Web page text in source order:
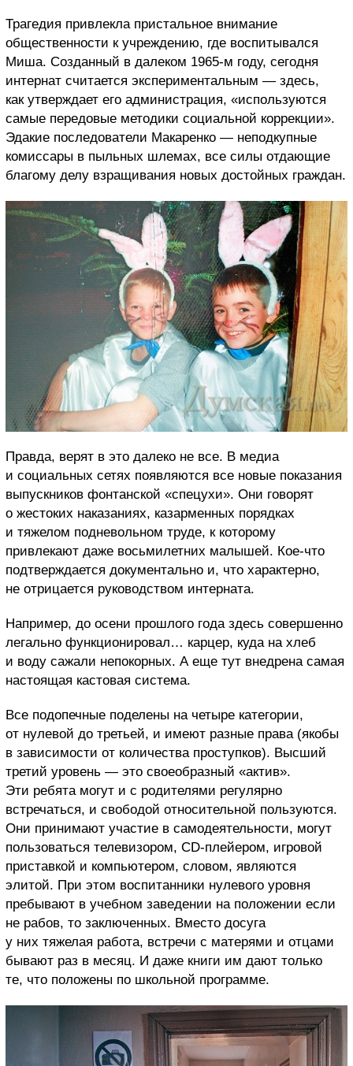
Трагедия привлекла пристальное внимание
общественности к учреждению, где воспитывался
Миша. Созданный в далеком 1965-м году, сегодня
интернат считается экспериментальным — здесь,
как утверждает его администрация, «используются
самые передовые методики социальной коррекции».
Эдакие последователи Макаренко — неподкупные
комиссары в пыльных шлемах, все силы отдающие
благому делу взращивания новых достойных граждан.
Правда, верят в это далеко не все. В медиа
и социальных сетях появляются все новые показания
выпускников фонтанской «спецухи». Они говорят
о жестоких наказаниях, казарменных порядках
и тяжелом подневольном труде, к которому
привлекают даже восьмилетних малышей. Кое-что
подтверждается документально и, что характерно,
не отрицается руководством интерната.
Например, до осени прошлого года здесь совершенно
легально функционировал… карцер, куда на хлеб
и воду сажали непокорных. А еще тут внедрена самая
настоящая кастовая система.
Все подопечные поделены на четыре категории,
от нулевой до третьей, и имеют разные права (якобы
в зависимости от количества проступков). Высший
третий уровень — это своеобразный «актив».
Эти ребята могут и с родителями регулярно
встречаться, и свободой относительной пользуются.
Они принимают участие в самодеятельности, могут
пользоваться телевизором, CD-плейером, игровой
приставкой и компьютером, словом, являются
элитой. При этом воспитанники нулевого уровня
пребывают в учебном заведении на положении если
не рабов, то заключенных. Вместо досуга
у них тяжелая работа, встречи с матерями и отцами
бывают раз в месяц. И даже книги им дают только
те, что положены по школьной программе.